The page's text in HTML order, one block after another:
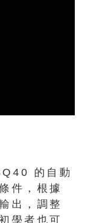
的自動
件，根據
出，調整
學者也可